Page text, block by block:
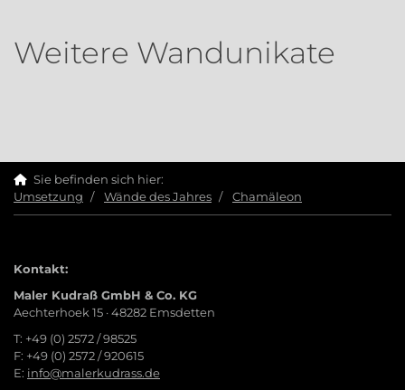
Weitere Wandunikate
Sie befinden sich hier:
Umsetzung
Wände des Jahres Chamäleon
Kontakt:
Maler Kudraß GmbH & Co. KG
Aechterhoek 15 · 48282 Emsdetten
T: +49 (0) 2572 / 98525
F: +49 (0) 2572 / 920615
E: info@malerkudrass.de